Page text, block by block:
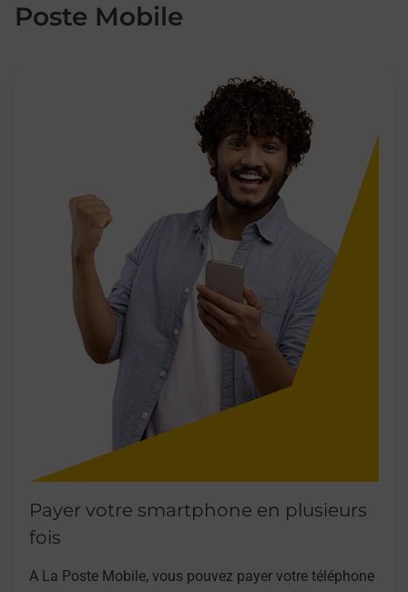
Poste Mobile
Payer votre smartphone en plusieurs
fois
A La Poste Mobile, vous pouvez payer votre téléphone